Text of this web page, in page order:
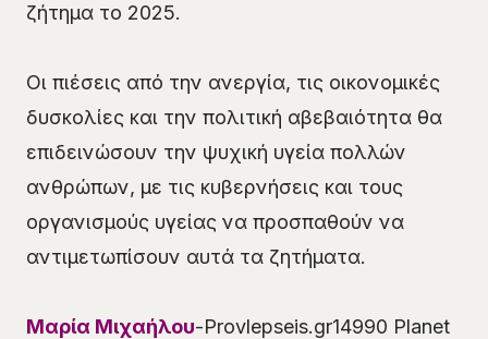
ζήτημα το 2025.
Οι πιέσεις από την ανεργία, τις οικονομικές
δυσκολίες και την πολιτική αβεβαιότητα θα
επιδεινώσουν την ψυχική υγεία πολλών
ανθρώπων, με τις κυβερνήσεις και τους
οργανισμούς υγείας να προσπαθούν να
αντιμετωπίσουν αυτά τα ζητήματα.
Μαρία Μιχαήλου-Provlepseis.gr14990 Planet